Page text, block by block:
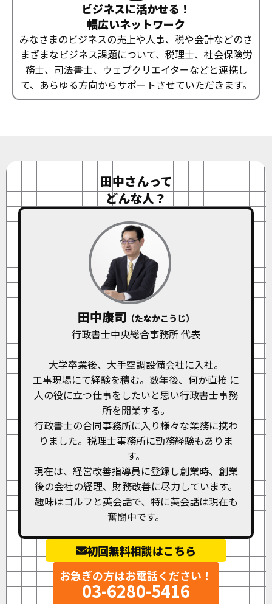
ビジネスに活かせる！
幅広いネットワーク
みなさまのビジネスの売上や人事、税や会計などのさ
まざまなビジネス課題について、税理士、社会保険労
務士、司法書士、ウェブクリエイターなどと連携し
て、あらゆる方向からサポートさせていただきます。
田中さんって
どんな人？
田中康司 （たなかこうじ）
行政書士中央総合事務所 代表
大学卒業後、大手空調設備会社に入社。
工事現場にて経験を積む。数年後、何か直接 に
人の役に立つ仕事をしたいと思い行政書士事務
所を開業する。
行政書士の合同事務所に入り様々な業務に携わ
りました。税理士事務所に勤務経験もありま
す。
現在は、経営改善指導員に登録し創業時、創業
後の会社の経理、財務改善に尽力しています。
趣味はゴルフと英会話で、特に英会話は現在も
奮闘中です。
初回無料相談はこちら
お急ぎの方はお電話ください！
03-6280-5416